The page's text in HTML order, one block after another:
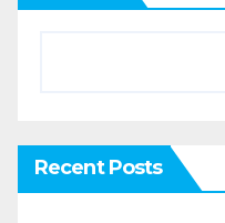
Recent Posts